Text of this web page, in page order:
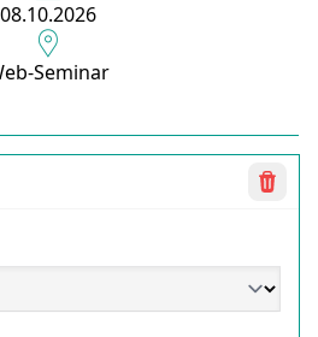
08.10.2026
Seminar